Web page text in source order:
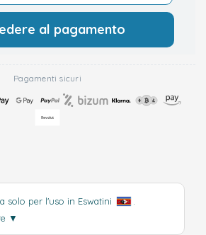
al pagamento
Pagamenti sicuri
solo per l'uso in Eswatini
▼